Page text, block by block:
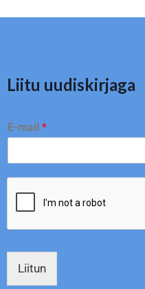
Liitu uudiskirjaga
E-mail *
Liitun